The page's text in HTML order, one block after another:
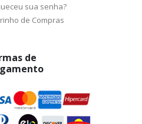
sua senha?
de Compras
de